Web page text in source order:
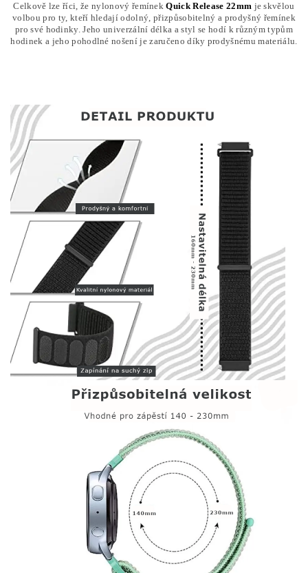
Celkově lze říci, že nylonový řemínekQuick Release 22mm je skvělou
volbou pro ty, kteří hledají odolný, přizpůsobitelný a prodyšný řemínek
pro své hodinky. Jeho univerzální délka a styl se hodí k různým typům
hodinek a jeho pohodlné nošení je zaručeno díky prodyšnému materiálu.